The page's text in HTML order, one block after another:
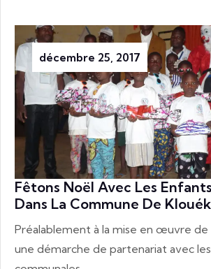
décembre 25, 2017
Fêtons Noël Avec Les
Dans La Commune De
Préalablement à la mise en œuvre
une démarche de partenariat avec